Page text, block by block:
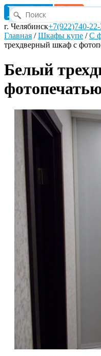
г. Челябинск+7(922)740-
Главная /Шкафы купе /С
трехдверный шкаф с
Белый